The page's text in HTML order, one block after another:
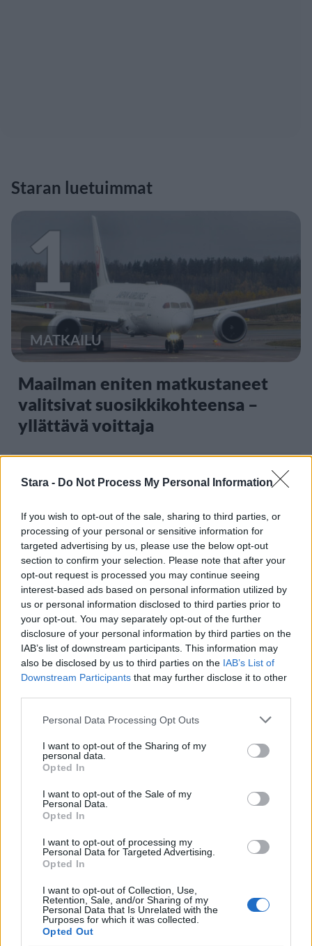
Stara - Do Not Process My Personal Information
If you wish to opt-out of the sale, sharing to third parties, or
processing of your personal or sensitive information for
targeted advertising by us, please use the below opt-out
section to confirm your selection. Please note that after your
opt-out request is processed you may continue seeing
interest-based ads based on personal information utilized by
us or personal information disclosed to third parties prior to
your opt-out. You may separately opt-out of the further
disclosure of your personal information by third parties on the
IAB’s list of downstream participants. This information may
also be disclosed by us to third parties on the IAB’s List of
Downstream Participants that may further disclose it to other
Personal Data Processing Opt Outs
I want to opt-out of the Sharing of my
personal data.
Opted In
I want to opt-out of the Sale of my
Personal Data.
Opted In
I want to opt-out of processing my
Personal Data for Targeted Advertising.
Opted In
I want to opt-out of Collection, Use,
Retention, Sale, and/or Sharing of my
Personal Data that Is Unrelated with the
Purposes for which it was collected.
Opted Out
Staran luetuimmat
1
MATKAILU
Maailman eniten matkustaneet
valitsivat suosikkikohteensa –
yllättävä voittaja
2
UUTISET
Kela voi leikata tukia
ulkomaanmatkan vuoksi
3
UUTISET
F/A-18 Hornet jyrähtää ylilennolle
Jyväskylässä – katuja suljetaan